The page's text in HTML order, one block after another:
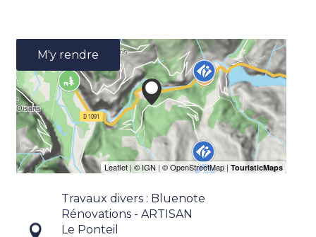
M'y rendre
Travaux divers : Bluenote
Rénovations - ARTISAN
Le Ponteil